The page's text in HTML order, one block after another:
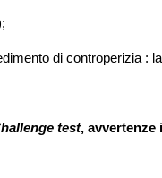
di controperizia :
test, avvertenze